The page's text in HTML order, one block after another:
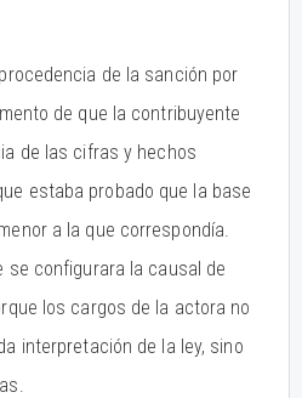
de la sanción por
de que la contribuyente
de las cifras y hechos
estaba probado que la base
a la que correspondía.
se configurara la causal de
los cargos de la actora no
interpretación de la ley, sino